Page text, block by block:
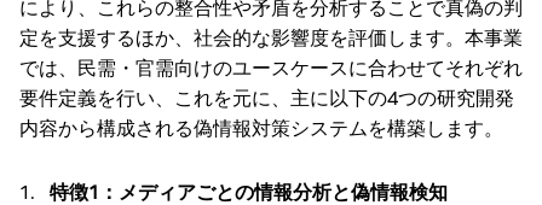
により、これらの整合性や矛盾を分析することで真偽の判
定を支援するほか、社会的な影響度を評価します。本事業
では、民需・官需向けのユースケースに合わせてそれぞれ
要件定義を行い、これを元に、主に以下の4つの研究開発
内容から構成される偽情報対策システムを構築します。
特徴1：メディアごとの情報分析と偽情報検知